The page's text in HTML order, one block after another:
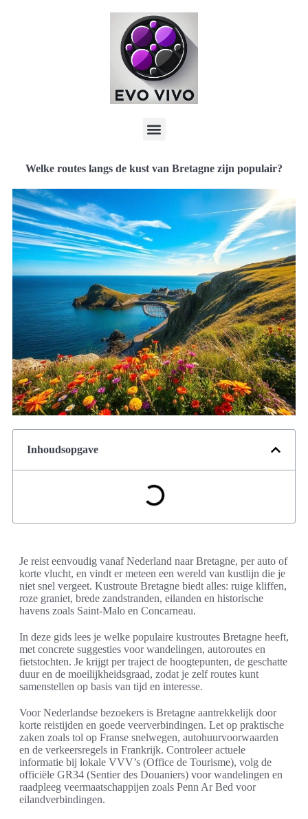
Welke routes langs de kust van Bretagne zijn populair?
Inhoudsopgave
Je reist eenvoudig vanaf Nederland naar Bretagne, per auto of
korte vlucht, en vindt er meteen een wereld van kustlijn die je
niet snel vergeet. Kustroute Bretagne biedt alles: ruige kliffen,
roze graniet, brede zandstranden, eilanden en historische
havens zoals Saint-Malo en Concarneau.
In deze gids lees je welke populaire kustroutes Bretagne heeft,
met concrete suggesties voor wandelingen, autoroutes en
fietstochten. Je krijgt per traject de hoogtepunten, de geschatte
duur en de moeilijkheidsgraad, zodat je zelf routes kunt
samenstellen op basis van tijd en interesse.
Voor Nederlandse bezoekers is Bretagne aantrekkelijk door
korte reistijden en goede veerverbindingen. Let op praktische
zaken zoals tol op Franse snelwegen, autohuurvoorwaarden
en de verkeersregels in Frankrijk. Controleer actuele
informatie bij lokale VVV’s (Office de Tourisme), volg de
officiële GR34 (Sentier des Douaniers) voor wandelingen en
raadpleeg veermaatschappijen zoals Penn Ar Bed voor
eilandverbindingen.